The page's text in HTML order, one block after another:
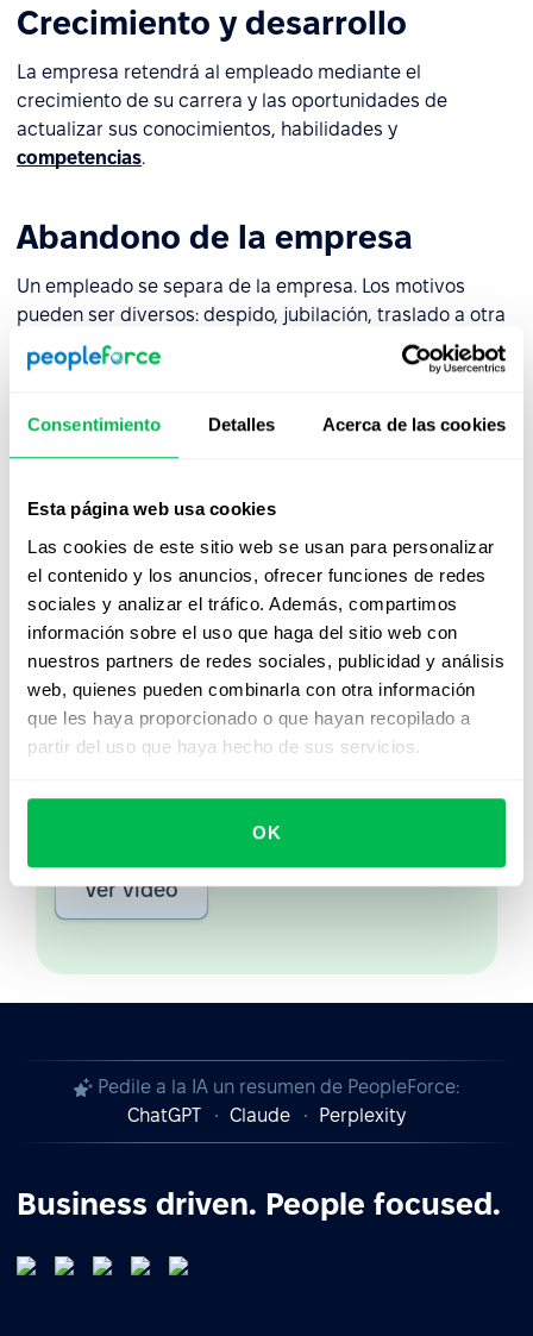
Consentimiento Detalles Acerca de las cookies
Esta página web usa cookies
Las cookies de este sitio web se usan para personalizar
el contenido y los anuncios, ofrecer funciones de redes
sociales y analizar el tráfico. Además, compartimos
información sobre el uso que haga del sitio web con
nuestros partners de redes sociales, publicidad y análisis
web, quienes pueden combinarla con otra información
que les haya proporcionado o que hayan recopilado a
partir del uso que haya hecho de sus servicios.
OK
Crecimiento y desarrollo
La empresa retendrá al empleado mediante el
crecimiento de su carrera y las oportunidades de
actualizar sus conocimientos, habilidades y
competencias.
Abandono de la empresa
Un empleado se separa de la empresa. Los motivos
pueden ser diversos: despido, jubilación, traslado a otra
rama, etc. En cualquier caso, la empresa debe llevar a
cabo un proceso de desvinculación adecuado para
no afecte la marca del empleador.
Mirá PeopleForce en
acción
Desde Core HR hasta analítica avanzada de
personas, descubrí cómo PeopleForce ayuda a
los equipos a automatizar procesos y ahorrar
hasta 80 horas al mes.
Ver demo en vivo
Ver video
Pedile a la IA un resumen de PeopleForce:
ChatGPT
Claude Perplexity
Business driven. People focused.